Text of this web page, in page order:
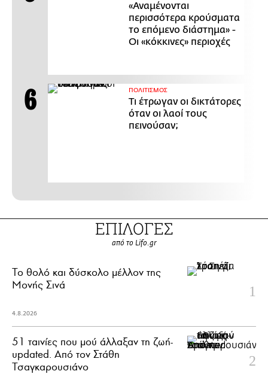
«Αναμένονται
περισσότερα κρούσματα
το επόμενο διάστημα» -
Οι «κόκκινες» περιοχές
ΠΟΛΙΤΙΣΜΟΣ
Τι έτρωγαν οι δικτάτορες
όταν οι λαοί τους
πεινούσαν;
ΕΠΙΛΟΓΕΣ
από το Lifo.gr
Το θολό και δύσκολο μέλλον της
Μονής Σινά
4.8.2026
51 ταινίες που μού άλλαξαν τη ζωή-
updated. Aπό τον Στάθη
Τσαγκαρουσιάνο